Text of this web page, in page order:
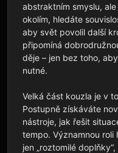
abstraktním smyslu,
okolím, hledáte
aby svět povolil další
připomíná
děje – jen bez toho,
nutné.
Velká část kouzla je v
Postupně získáváte
nástroje, jak řešit
tempo. Významnou roli
jen „roztomilé